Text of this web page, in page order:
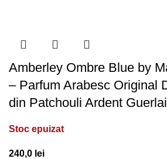
Amberley Ombre Blue by
– Parfum Arabesc Original
din Patchouli Ardent
Stoc epuizat
240,0 lei